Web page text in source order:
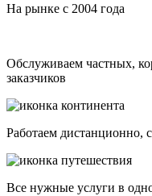
На рынке с 2004 года
Обслуживаем частных,
заказчиков
Работаем дистанционно,
Все нужные услуги в